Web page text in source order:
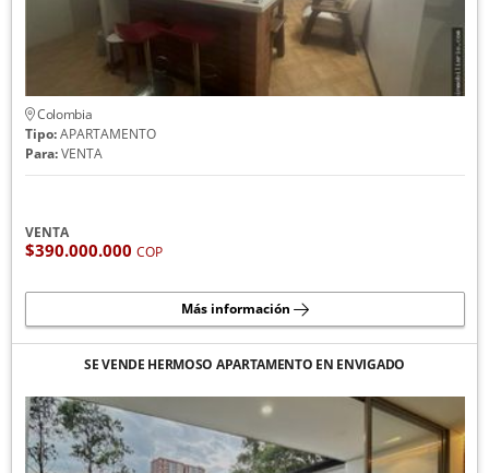
Colombia
Tipo:APARTAMENTO
Para:VENTA
VENTA
$390.000.000 COP
Más información
SE VENDE HERMOSO APARTAMENTO EN ENVIGADO